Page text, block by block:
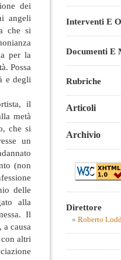
dei
angeli
che si
per la
Possa
e degli
il
metà
che si
un
(non
delle
alla
Il
causa
altri
Interventi E
Documenti E
Rubriche
Articoli
Archivio
Direttore
Roberto